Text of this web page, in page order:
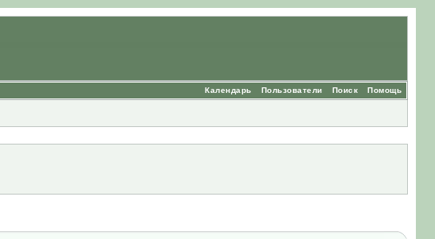
Помощь
Поиск
Пользователи
Календарь